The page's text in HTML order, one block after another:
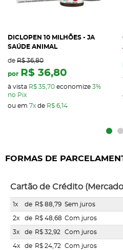
DICLOPEN 10 MILHÕES - JA
SAÚDE ANIMAL
de R$ 36,80
por R$ 36,80
à vista R$ 35,70 economize 3%
no Pix
ou em 7x de R$ 6,14
FORMAS DE
Cartão de Crédito
1x de R$ 88,79 Sem juros
2x de R$ 48,68 Com juros
3x de R$ 32,92 Com juros
4x de R$ 24,72 Com juros